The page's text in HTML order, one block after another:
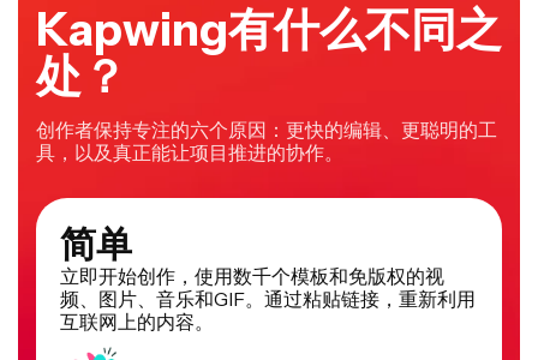
Kapwing有什么不同之
处？
创作者保持专注的六个原因：更快的编辑、更聪明的工
具，以及真正能让项目推进的协作。
简单
立即开始创作，使用数千个模板和免版权的视
频、图片、音乐和GIF。通过粘贴链接，重新利用
互联网上的内容。